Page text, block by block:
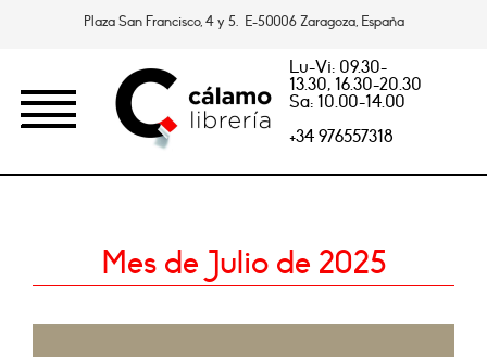
Plaza San Francisco, 4 y 5. E-50006 Zaragoza, España
Lu-Vi: 09.30-
13.30, 16.30-20.30
Sa: 10.00-14.00
+34 976557318
Mes de Julio de 2025